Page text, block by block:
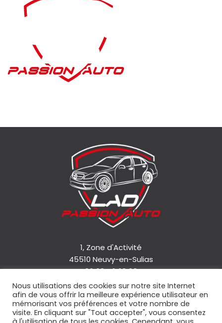
1, Zone d'Activité
45510 Neuvy-en-Sulias
06 08 46 28 63
Accueil
Qui sommes-nous ?
Nous utilisations des cookies sur notre site Internet
afin de vous offrir la meilleure expérience utilisateur en
mémorisant vos préférences et votre nombre de
visite. En cliquant sur "Tout accepter", vous consentez